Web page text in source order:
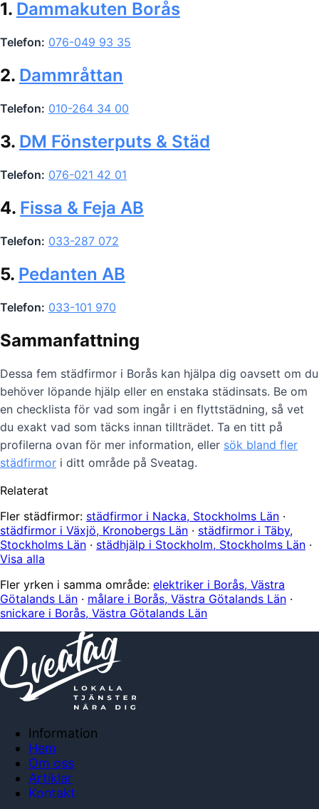
1. Dammakuten Borås
Telefon: 076-049 93 35
2. Dammråttan
Telefon: 010-264 34 00
3. DM Fönsterputs & Städ
Telefon: 076-021 42 01
4. Fissa & Feja AB
Telefon: 033-287 072
5. Pedanten AB
Telefon: 033-101 970
Sammanfattning
Dessa fem städfirmor i Borås kan hjälpa dig oavsett om du
behöver löpande hjälp eller en enstaka städinsats. Be om
en checklista för vad som ingår i en flyttstädning, så vet
du exakt vad som täcks innan tillträdet. Ta en titt på
profilerna ovan för mer information, eller sök bland fler
städfirmor i ditt område på Sveatag.
Relaterat
Fler städfirmor: städfirmor i Nacka, Stockholms Län ·
städfirmor i Växjö, Kronobergs Län · städfirmor i Täby,
Stockholms Län · städhjälp i Stockholm, Stockholms Län ·
Visa alla
Fler yrken i samma område: elektriker i Borås, Västra
Götalands Län · målare i Borås, Västra Götalands Län ·
snickare i Borås, Västra Götalands Län
Information
Hem
Om oss
Artiklar
Kontakt